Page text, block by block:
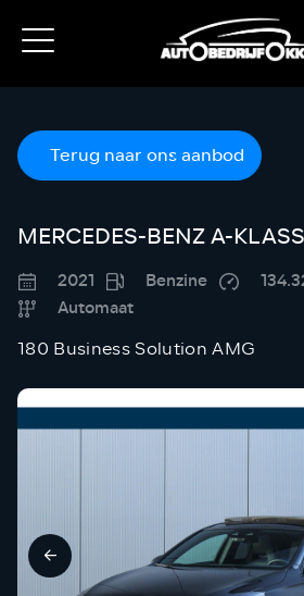
Terug naar ons aanbod
MERCEDES-BENZ A-
2021 Benzine
Automaat
180 Business Solution AMG